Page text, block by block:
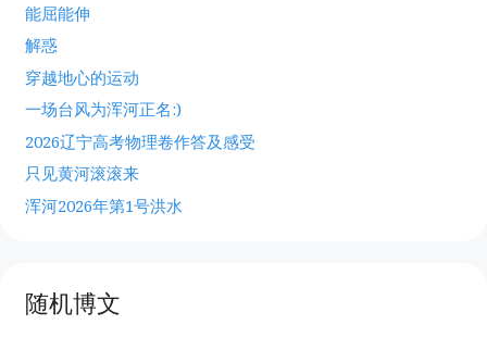
能屈能伸
解惑
穿越地心的运动
一场台风为浑河正名:)
2026辽宁高考物理卷作答及感受
只见黄河滚滚来
浑河2026年第1号洪水
随机博文